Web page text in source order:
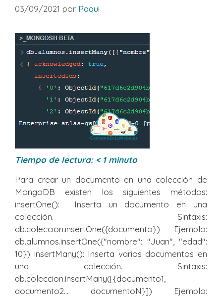
03/09/2021 por Paqui
Tiempo de lectura: < 1 minuto
Para crear un documento en una colección de
MongoDB existen los siguientes métodos:
insertOne(): Inserta un documento en una
colección. Sintaxis:
db.coleccion.insertOne({documento}) Ejemplo:
db.alumnos.insertOne({"nombre": "Juan", "edad":
10}) insertMany(): Inserta varios documentos en
una colección. Sintaxis:
db.coleccion.insertMany([{documento1,
documento2... documentoN}]) Ejemplo: